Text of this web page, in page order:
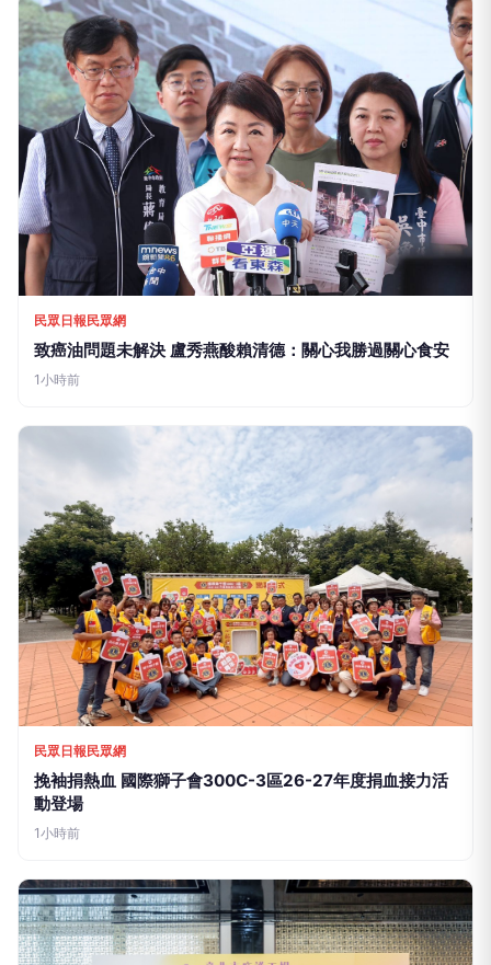
台灣好新聞
白海豚颱風逼近 蘆竹區公所提前部署全面整備強化防颱
應變量能
1小時前
民眾日報民眾網
致癌油問題未解決 盧秀燕酸賴清德：關心我勝過關心食安
1小時前